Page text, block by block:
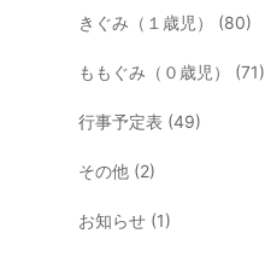
きぐみ（１歳児） (80)
ももぐみ（０歳児） (71)
行事予定表 (49)
その他 (2)
お知らせ (1)